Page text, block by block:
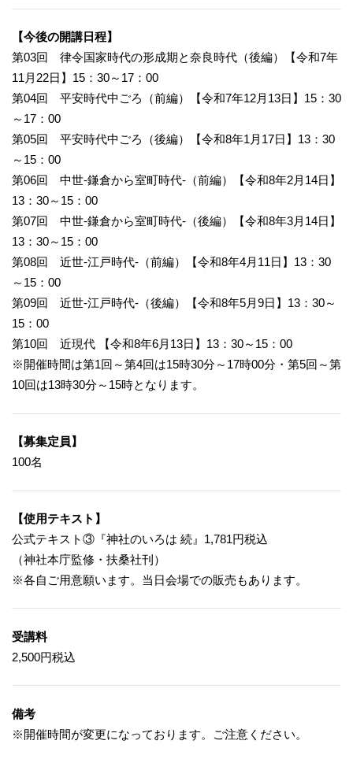
【今後の開講日程】
第03回 律令国家時代の形成期と奈良時代（後編）【令和7年
11月22日】15：30～17：00
第04回 平安時代中ごろ（前編）【令和7年12月13日】15：30
～17：00
第05回 平安時代中ごろ（後編）【令和8年1月17日】13：30
～15：00
第06回 中世-鎌倉から室町時代-（前編）【令和8年2月14日】
13：30～15：00
第07回 中世-鎌倉から室町時代-（後編）【令和8年3月14日】
13：30～15：00
第08回 近世-江戸時代-（前編）【令和8年4月11日】13：30
～15：00
第09回 近世-江戸時代-（後編）【令和8年5月9日】13：30～
15：00
第10回 近現代 【令和8年6月13日】13：30～15：00
※開催時間は第1回～第4回は15時30分～17時00分・第5回～第
10回は13時30分～15時となります。
【募集定員】
100名
【使用テキスト】
公式テキスト③『神社のいろは 続』1,781円税込
（神社本庁監修・扶桑社刊）
※各自ご用意願います。当日会場での販売もあります。
受講料
2,500円税込
備考
※開催時間が変更になっております。ご注意ください。